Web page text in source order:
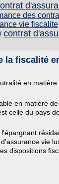
des
vie fiscalite
/ contrat
la fiscalité
en
en matière
celle du pays
vie
dispositions